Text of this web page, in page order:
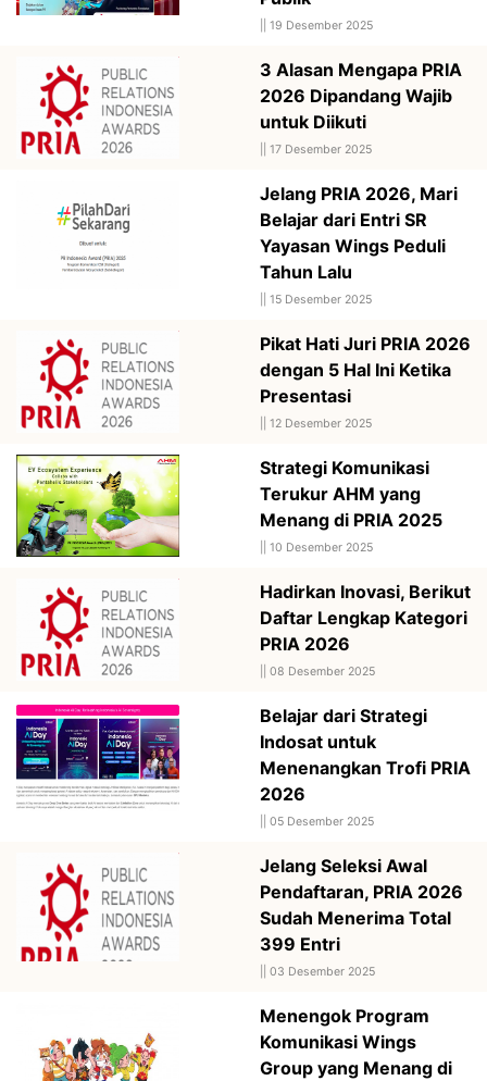
19 Desember 2025
3 Alasan Mengapa PRIA
2026 Dipandang Wajib
untuk Diikuti
17 Desember 2025
Jelang PRIA 2026, Mari
Belajar dari Entri SR
Yayasan Wings Peduli
Tahun Lalu
15 Desember 2025
Pikat Hati Juri PRIA 2026
dengan 5 Hal Ini Ketika
Presentasi
12 Desember 2025
Strategi Komunikasi
Terukur AHM yang
Menang di PRIA 2025
10 Desember 2025
Hadirkan Inovasi, Berikut
Daftar Lengkap Kategori
PRIA 2026
08 Desember 2025
Belajar dari Strategi
Indosat untuk
Menenangkan Trofi PRIA
2026
05 Desember 2025
Jelang Seleksi Awal
Pendaftaran, PRIA 2026
Sudah Menerima Total
399 Entri
03 Desember 2025
Menengok Program
Komunikasi Wings
Group yang Menang di